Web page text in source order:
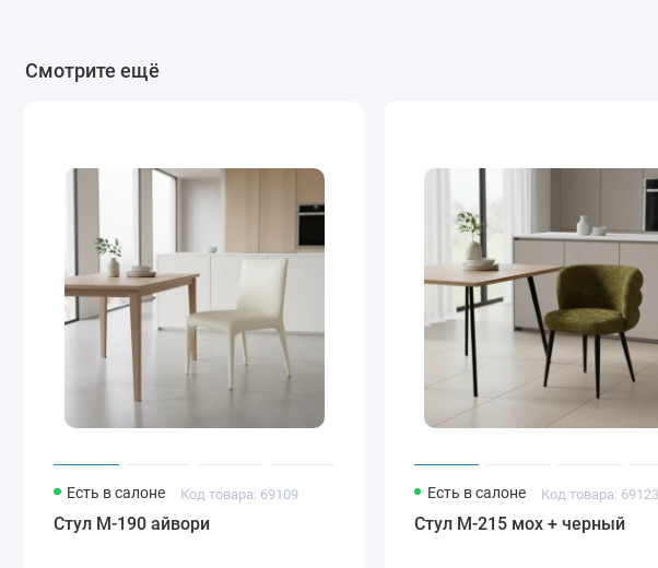
Смотрите ещё
Есть в салоне Код товара: 69109
Стул M-190 айвори
Есть в салоне Код товара: 69123
Стул M-215 мох + черный